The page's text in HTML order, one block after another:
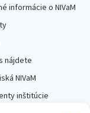
informácie o NIVaM
nájdete
NIVaM
inštitúcie